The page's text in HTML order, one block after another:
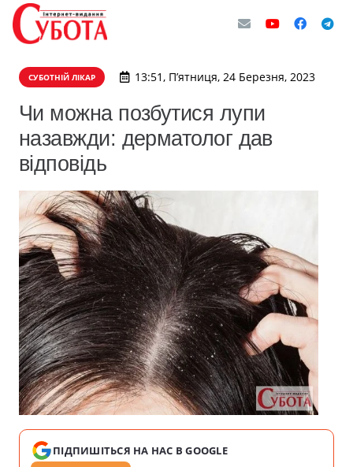
СУБОТНІЙ ЛІКАР 13:51, П’ятниця, 24 Березня, 2023
Чи можна позбутися лупи
назавжди: дерматолог дав
відповідь
ПІДПИШІТЬСЯ НА НАС В GOOGLE